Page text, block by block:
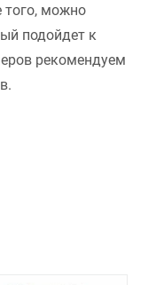
того, можно
подойдет к
рекомендуем